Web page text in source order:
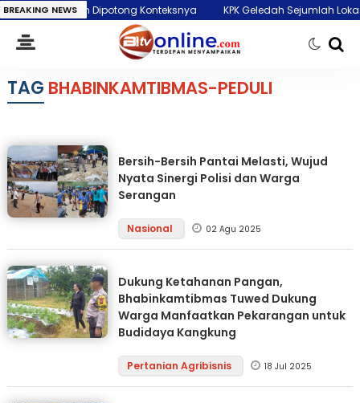
BREAKING NEWS
Jangan Dipotong Konteksnya KPK Geledah Sejumlah Lokasi di
TAG BHABINKAMTIBMAS-PEDULI
Bersih-Bersih Pantai Melasti, Wujud
Nyata Sinergi Polisi dan Warga
Serangan
Nasional 02 Agu 2025
Dukung Ketahanan Pangan,
Bhabinkamtibmas Tuwed Dukung
Warga Manfaatkan Pekarangan untuk
Budidaya Kangkung
Pertanian Agribisnis 18 Jul 2025